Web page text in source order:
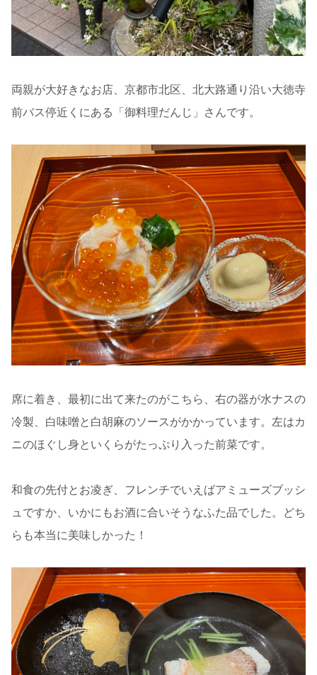
両親が大好きなお店、京都市北区、北大路通り沿い大徳寺
前バス停近くにある「御料理だんじ」さんです。
席に着き、最初に出て来たのがこちら、右の器が水ナスの
冷製、白味噌と白胡麻のソースがかかっています。左はカ
ニのほぐし身といくらがたっぷり入った前菜です。
和食の先付とお凌ぎ、フレンチでいえばアミューズブッシ
ュですか、いかにもお酒に合いそうなふた品でした。どち
らも本当に美味しかった！